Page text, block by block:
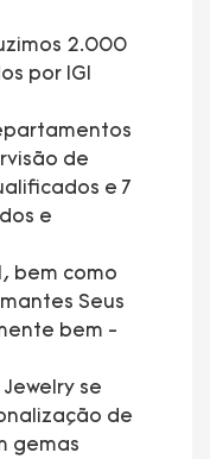
2.000
por IGI
de
e 7
e
bem como
Seus
bem -
se
de
gemas